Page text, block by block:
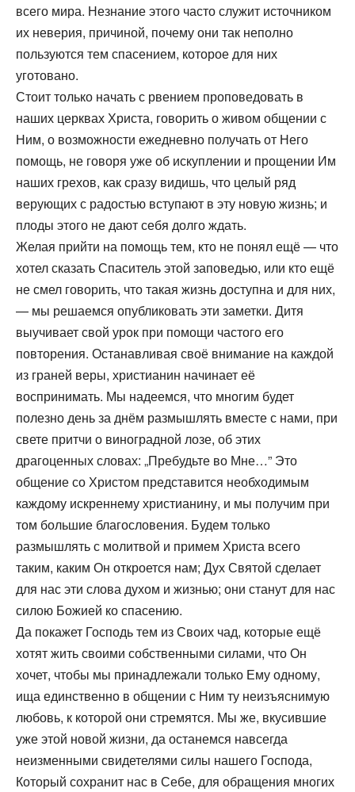
всего мира. Незнание этого часто служит источником
их неверия, причиной, почему они так неполно
пользуются тем спасением, которое для них
уготовано.
Стоит только начать с рвением проповедовать в
наших церквах Христа, говорить о живом общении с
Ним, о возможности ежедневно получать от Него
помощь, не говоря уже об искуплении и прощении Им
наших грехов, как сразу видишь, что целый ряд
верующих с радостью вступают в эту новую жизнь; и
плоды этого не дают себя долго ждать.
Желая прийти на помощь тем, кто не понял ещё — что
хотел сказать Спаситель этой заповедью, или кто ещё
не смел говорить, что такая жизнь доступна и для них,
— мы решаемся опубликовать эти заметки. Дитя
выучивает свой урок при помощи частого его
повторения. Останавливая своё внимание на каждой
из граней веры, христианин начинает её
воспринимать. Мы надеемся, что многим будет
полезно день за днём размышлять вместе с нами, при
свете притчи о виноградной лозе, об этих
драгоценных словах: „Пребудьте во Мне…” Это
общение со Христом представится необходимым
каждому искреннему христианину, и мы получим при
том большие благословения. Будем только
размышлять с молитвой и примем Христа всего
таким, каким Он откроется нам; Дух Святой сделает
для нас эти слова духом и жизнью; они станут для нас
силою Божией ко спасению.
Да покажет Господь тем из Своих чад, которые ещё
хотят жить своими собственными силами, что Он
хочет, чтобы мы принадлежали только Ему одному,
ища единственно в общении с Ним ту неизъяснимую
любовь, к которой они стремятся. Мы же, вкусившие
уже этой новой жизни, да останемся навсегда
неизменными свидетелями силы нашего Господа,
Который сохранит нас в Себе, для обращения многих